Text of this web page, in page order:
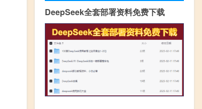
DeepSeek全套部署资料免费下载